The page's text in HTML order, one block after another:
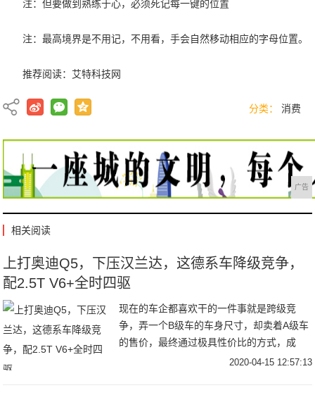
注：但要做到熟练于心，必须死记每一键的位置
注：最高境界是不用记，不用看，手会自然移动相应的字母位置。
推荐阅读： 艾特科技网
分类： 消费
广告
相关阅读
上打奥迪Q5，下压汉兰达，这德系车降级竞争，
配2.5T V6+全时四驱
现在的车企都喜欢干的一件事就是跨级竞
争，弄一个B级车的车身尺寸，却卖着A级车
的售价，最终通过极具性价比的方式，成
功"抢夺"了A级车的"面包"。这一点在竞争激
2020-04-15 12:57:13